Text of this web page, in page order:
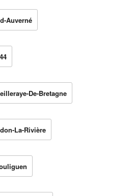
Auverné
De-Bretagne
La-Rivière